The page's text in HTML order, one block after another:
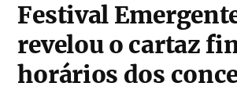
Festival
revelou o cartaz
horários dos